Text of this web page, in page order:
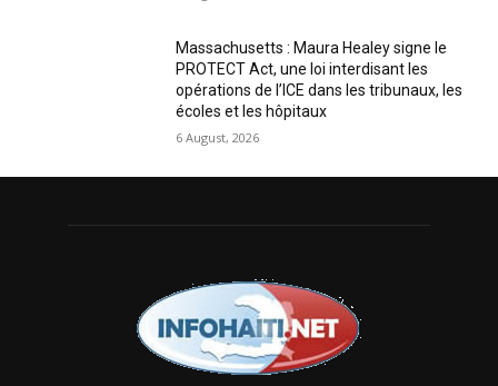
Massachusetts : Maura Healey signe le
PROTECT Act, une loi interdisant les
opérations de l’ICE dans les tribunaux, les
écoles et les hôpitaux
6 August, 2026